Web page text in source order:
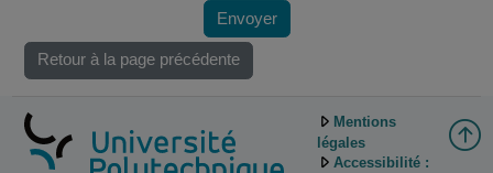
Envoyer
Retour à la page précédente
Mentions
légales
Accessibilité :